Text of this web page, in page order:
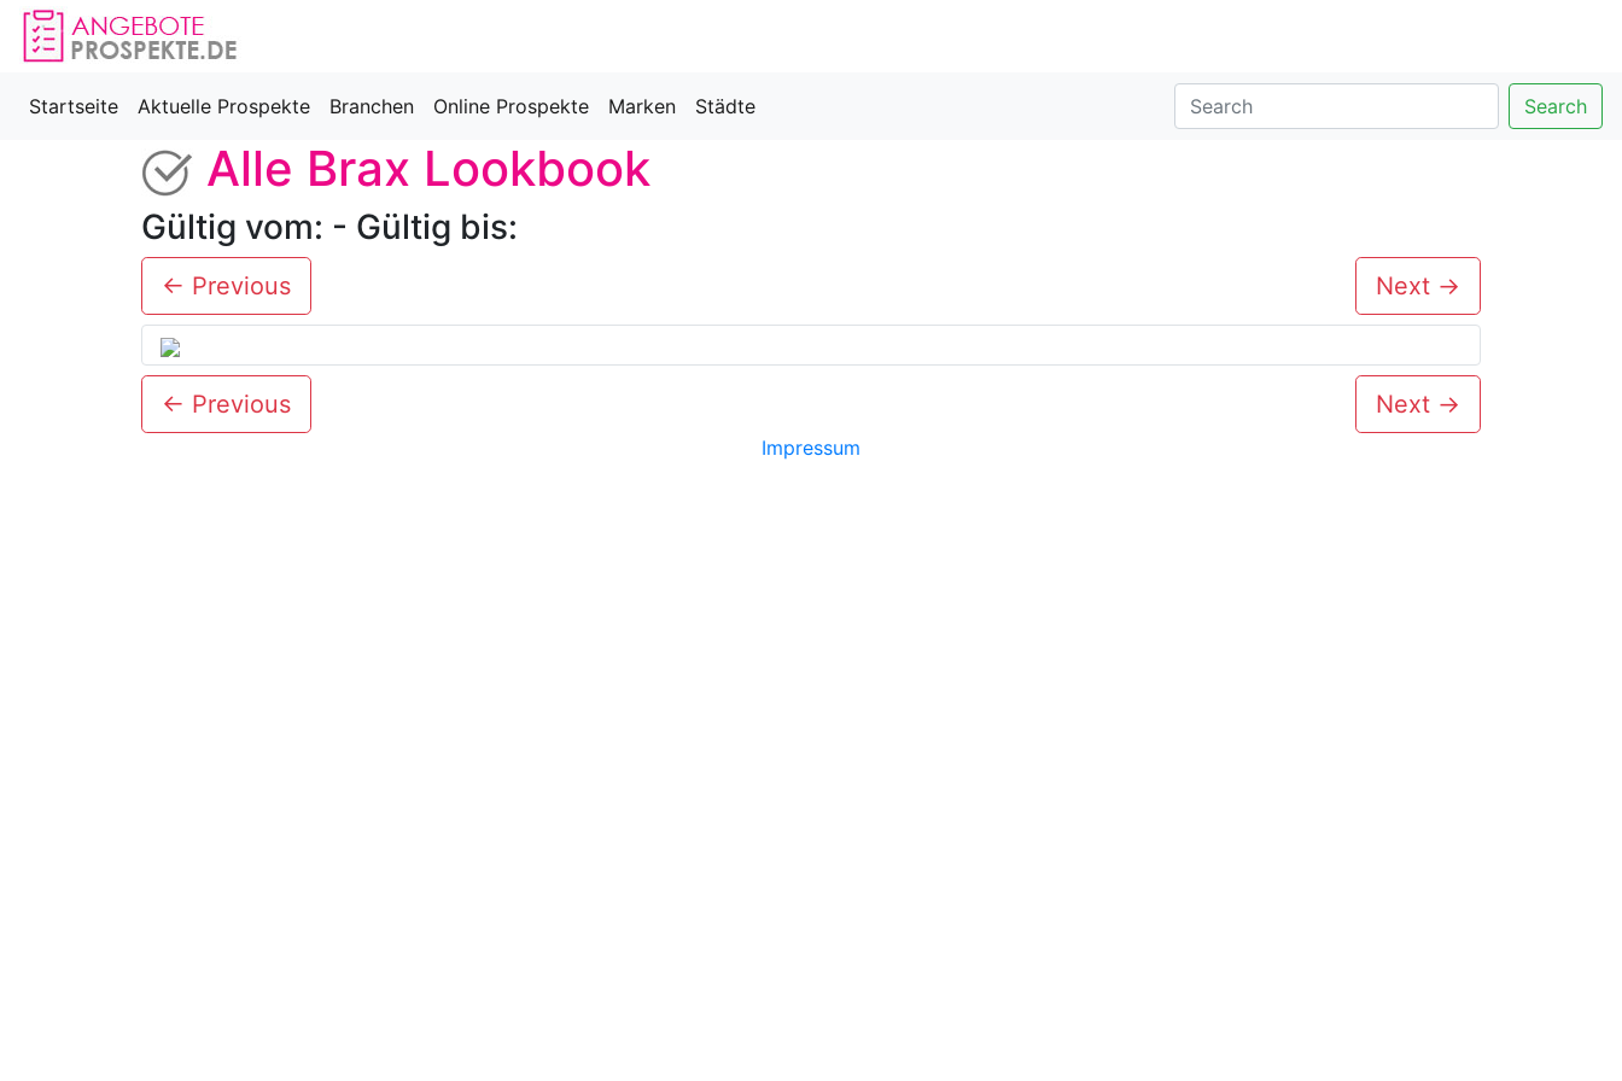
Startseite Aktuelle Prospekte Branchen Online Prospekte Marken Städte Search
Alle Brax Lookbook
Gültig vom: - Gültig bis:
← Previous Next →
← Previous Next →
Impressum